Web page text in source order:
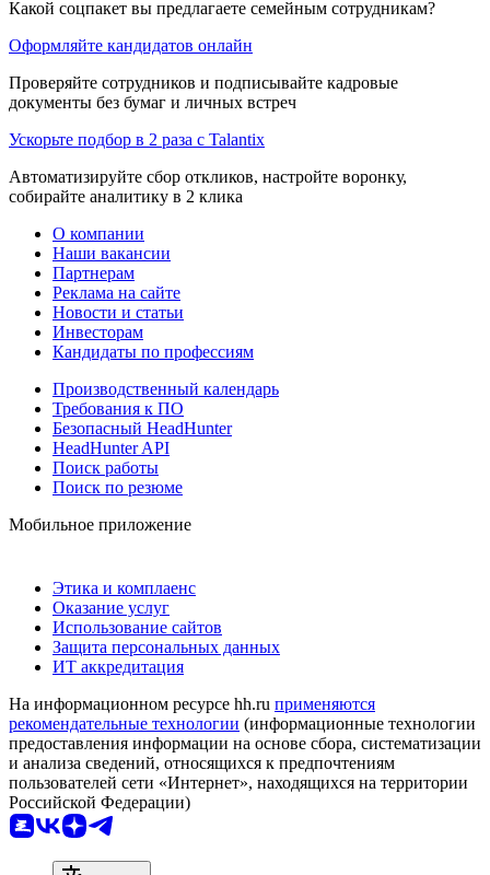
Какой соцпакет вы предлагаете семейным сотрудникам?
Оформляйте кандидатов онлайн
Проверяйте сотрудников и подписывайте кадровые
документы без бумаг и личных встреч
Ускорьте подбор в 2 раза с Talantix
Автоматизируйте сбор откликов, настройте воронку,
собирайте аналитику в 2 клика
О компании
Наши вакансии
Партнерам
Реклама на сайте
Новости и статьи
Инвесторам
Кандидаты по профессиям
Производственный календарь
Требования к ПО
Безопасный HeadHunter
HeadHunter API
Поиск работы
Поиск по резюме
Мобильное приложение
Этика и комплаенс
Оказание услуг
Использование сайтов
Защита персональных данных
ИТ аккредитация
На информационном ресурсе hh.ru применяются
рекомендательные технологии (информационные технологии
предоставления информации на основе сбора, систематизации
и анализа сведений, относящихся к предпочтениям
пользователей сети «Интернет», находящихся на территории
Российской Федерации)